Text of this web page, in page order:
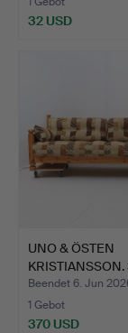
32 USD
UNO & ÖSTEN
KRISTIANSSON.
1960-1970e…
Beendet 6. Jun
1 Gebot
370 USD